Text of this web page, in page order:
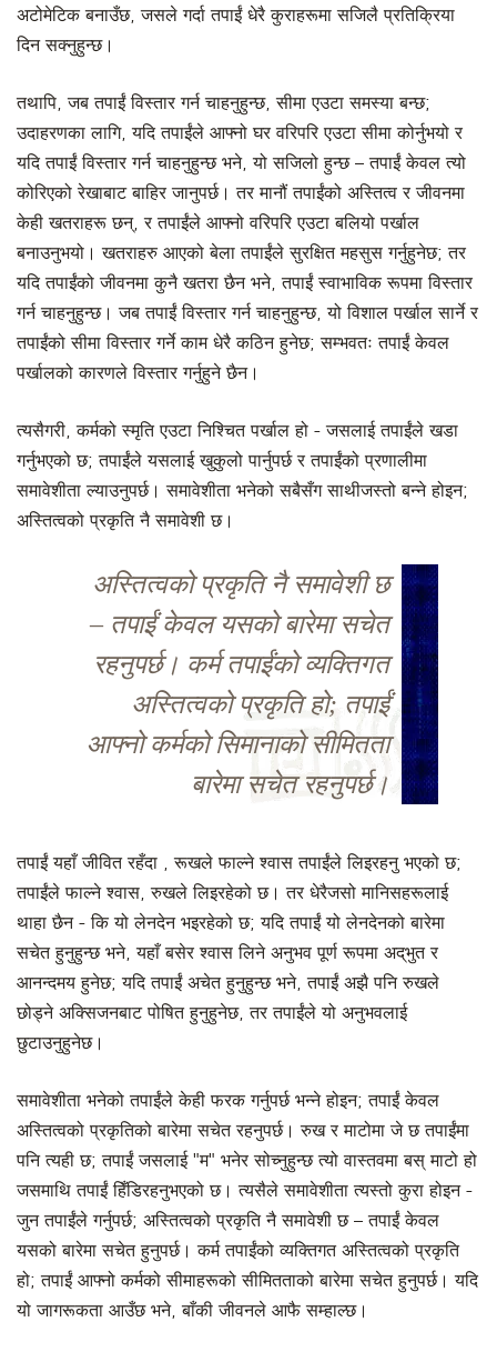
अटोमेटिक बनाउँछ, जसले गर्दा तपाईं धेरै कुराहरूमा सजिलै प्रतिक्रिया
दिन सक्नुहुन्छ।
तथापि, जब तपाईं विस्तार गर्न चाहनुहुन्छ, सीमा एउटा समस्या बन्छ;
उदाहरणका लागि, यदि तपाईंले आफ्नो घर वरिपरि एउटा सीमा कोर्नुभयो र
यदि तपाईं विस्तार गर्न चाहनुहुन्छ भने, यो सजिलो हुन्छ – तपाईं केवल त्यो
कोरिएको रेखाबाट बाहिर जानुपर्छ। तर मानौं तपाईंको अस्तित्व र जीवनमा
केही खतराहरू छन्, र तपाईंले आफ्नो वरिपरि एउटा बलियो पर्खाल
बनाउनुभयो। खतराहरु आएको बेला तपाईंले सुरक्षित महसुस गर्नुहुनेछ; तर
यदि तपाईंको जीवनमा कुनै खतरा छैन भने, तपाईं स्वाभाविक रूपमा विस्तार
गर्न चाहनुहुन्छ। जब तपाईं विस्तार गर्न चाहनुहुन्छ, यो विशाल पर्खाल सार्ने र
तपाईंको सीमा विस्तार गर्ने काम धेरै कठिन हुनेछ; सम्भवतः तपाईं केवल
पर्खालको कारणले विस्तार गर्नुहुने छैन।
त्यसैगरी, कर्मको स्मृति एउटा निश्चित पर्खाल हो - जसलाई तपाईंले खडा
गर्नुभएको छ; तपाईंले यसलाई खुकुलो पार्नुपर्छ र तपाईंको प्रणालीमा
समावेशीता ल्याउनुपर्छ। समावेशीता भनेको सबैसँग साथीजस्तो बन्ने होइन;
अस्तित्वको प्रकृति नै समावेशी छ।
अस्तित्वको प्रकृति नै समावेशी छ
– तपाईं केवल यसको बारेमा सचेत
रहनुपर्छ। कर्म तपाईंको व्यक्तिगत
अस्तित्वको प्रकृति हो; तपाईं
आफ्नो कर्मको सिमानाको सीमितता
बारेमा सचेत रहनुपर्छ।
तपाईं यहाँ जीवित रहँदा , रूखले फाल्ने श्वास तपाईंले लिइरहनु भएको छ;
तपाईंले फाल्ने श्वास, रुखले लिइरहेको छ। तर धेरैजसो मानिसहरूलाई
थाहा छैन - कि यो लेनदेन भइरहेको छ; यदि तपाईं यो लेनदेनको बारेमा
सचेत हुनुहुन्छ भने, यहाँ बसेर श्वास लिने अनुभव पूर्ण रूपमा अद्‌भुत र
आनन्दमय हुनेछ; यदि तपाईं अचेत हुनुहुन्छ भने, तपाईं अझै पनि रुखले
छोड्ने अक्सिजनबाट पोषित हुनुहुनेछ, तर तपाईंले यो अनुभवलाई
छुटाउनुहुनेछ।
समावेशीता भनेको तपाईंले केही फरक गर्नुपर्छ भन्ने होइन; तपाईं केवल
अस्तित्वको प्रकृतिको बारेमा सचेत रहनुपर्छ। रुख र माटोमा जे छ तपाईंमा
पनि त्यही छ; तपाईं जसलाई "म" भनेर सोच्नुहुन्छ त्यो वास्तवमा बस् माटो हो
जसमाथि तपाईं हिँडिरहनुभएको छ। त्यसैले समावेशीता त्यस्तो कुरा होइन -
जुन तपाईंले गर्नुपर्छ; अस्तित्वको प्रकृति नै समावेशी छ – तपाईं केवल
यसको बारेमा सचेत हुनुपर्छ। कर्म तपाईंको व्यक्तिगत अस्तित्वको प्रकृति
हो; तपाईं आफ्नो कर्मको सीमाहरूको सीमितताको बारेमा सचेत हुनुपर्छ। यदि
यो जागरूकता आउँछ भने, बाँकी जीवनले आफै सम्हाल्छ।